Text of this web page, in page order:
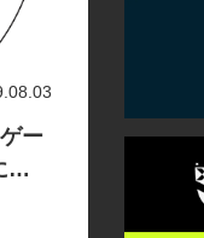
ー
決